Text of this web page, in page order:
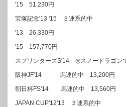
'15 51,230円
宝塚記念'13 '15 ３連系的中
'13 26,330円
'15 157,770円
スプリンターズS'14 ◎スノードラゴン
阪神JF'14 馬連的中 13,200円
朝日杯FS'14 馬連的中 13,560円
JAPAN CUP'12'13 ３連系的中